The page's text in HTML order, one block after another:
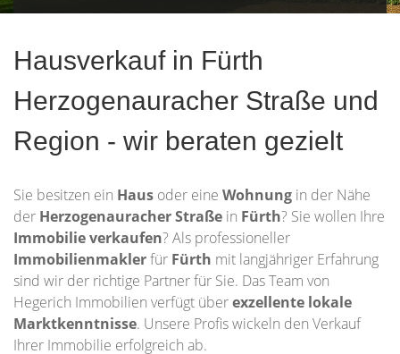
und Umgebung
Hausverkauf in Fürth
Herzogenauracher Straße und
Region - wir beraten gezielt
Sie besitzen ein Haus oder eine Wohnung in der Nähe
der Herzogenauracher Straße in Fürth? Sie wollen Ihre
Immobilieverkaufen? Als professioneller
Immobilienmaklerfür Fürth mit langjähriger Erfahrung
sind wir der richtige Partner für Sie. Das Team von
Hegerich Immobilien verfügt überexzellente lokale
Marktkenntnisse. Unsere Profis wickeln den Verkauf
Ihrer Immobilie erfolgreich ab.